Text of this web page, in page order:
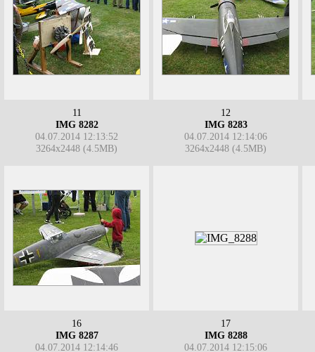
11
IMG 8282
04.07.2014 12:13:52
3264x2448 (4.5MB)
12
IMG 8283
04.07.2014 12:14:06
3264x2448 (4.5MB)
16
IMG 8287
04.07.2014 12:14:46
17
IMG 8288
04.07.2014 12:15:06